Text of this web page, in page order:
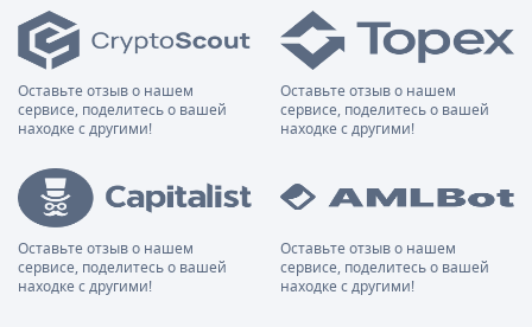
Оставьте отзыв о нашем
сервисе, поделитесь о вашей
находке с другими!
Оставьте отзыв о нашем
сервисе, поделитесь о вашей
находке с другими!
Оставьте отзыв о нашем
сервисе, поделитесь о вашей
находке с другими!
Оставьте отзыв о нашем
сервисе, поделитесь о вашей
находке с другими!